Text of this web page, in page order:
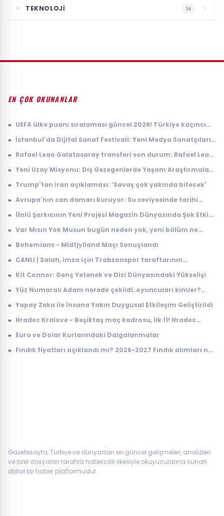
TEKNOLOJI 14
EN ÇOK OKUNANLAR
» UEFA ülke puanı sıralaması güncel 2026! Türkiye kaçıncı
» İstanbul'da Dijital Sanat Festivali: Yeni Medya Sanatçıları
» Rafael Leao Galatasaray transferi son durum: Rafael Leao
» Yeni Uzay Misyonu: Dış Gezegenlerde Yaşam Araştırmaları
» Trump'tan İran açıklaması: 'Savaş çok yakında bitecek'
» Avrupa'nın can damarı kuruyor: Su seviyesinde tarihi
» Ünlü Şarkıcının Yeni Projesi Magazin Dünyasında Şok Etkisi
» Var Mısın Yok Musun bugün neden yok, yeni bölüm ne
» Bohemians - Midtjylland Maçı Sonuçlandı
» CANLI | Salah, imza için Trabzonspor taraftarının
» Kit Connor: Genç Yetenek ve Dizi Dünyasındaki Yükselişi
» Yüz Numaralı Adam nerede çekildi, oyuncuları kimler?
zaman çekildi?
» Yapay Zeka ile İnsana Yakın Duygusal Etkileşim Geliştirildi
» Hradec Kralove - Beşiktaş maç kadrosu, ilk 11! Hradec
» Euro ve Dolar Kurlarındaki Dalgalanmalar
» Fındık fiyatları açıklandı mı? 2026-2027 Fındık alımları ne
Gazetesayfa, Türkiye ve dünyadan en güncel gelişmeleri, analizleri
ve özel dosyaları tarafsız habercilik ilkesiyle okuyucularına sunan
dijital bir haber platformudur.